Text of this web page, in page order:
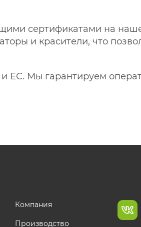
сертификатами на
и красители, что
ЕС. Мы гарантируем
Компания
Производство